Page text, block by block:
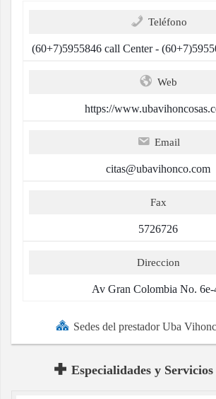
Teléfono
(60+7)5955846 call Center -
Web
https://
Email
citas@ubavihonco.com
Fax
5726726
Direccion
Av Gran Colombia No. 6e-
Sedes del prestador Uba
Especialidades y